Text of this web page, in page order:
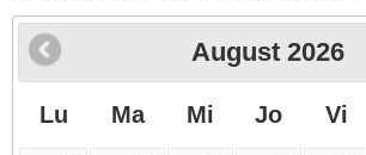
August 2026
Lu Ma Mi Jo Vi